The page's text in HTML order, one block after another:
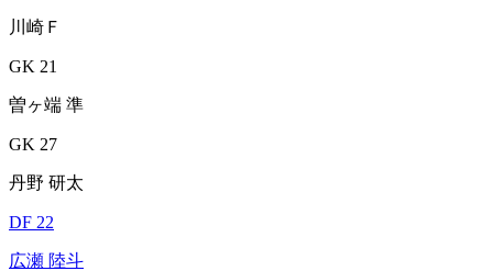
川崎Ｆ
GK 21
曽ヶ端 準
GK 27
丹野 研太
DF 22
広瀬 陸斗